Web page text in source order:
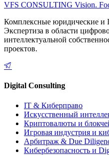
VFS CONSULTING Vision.
Комплексные юридические и
Экспертиза в области
интеллектуальной
проектов.
Digital Consulting
IT & Киберправо
Искусственный
Криптовалюты и
Игровая индустрия и
Арбитраж & Due
Кибербезопасность и